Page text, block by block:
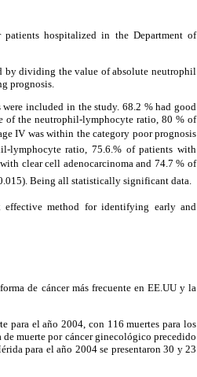
patients hospitalized in the Department of
by dividing the value of absolute neutrophil
prognosis.
included in the study. 68.2 % had good
of the neutrophil-lymphocyte ratio, 80 % of
IV was within the category poor prognosis
lymphocyte ratio, 75.6.% of patients with
clear cell adenocarcinoma and 74.7 % of
Being all statistically significant data.
effective method for identifying early and
de cáncer más frecuente en EE.UU y la
para el año 2004, con 116 muertes para los
de muerte por cáncer ginecológico precedido
para el año 2004 se presentaron 30 y 23